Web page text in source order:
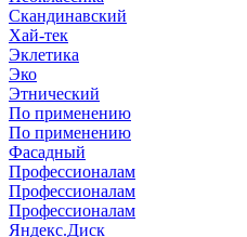
Скандинавский
Хай-тек
Эклетика
Эко
Этнический
По применению
По применению
Фасадный
Профессионалам
Профессионалам
Профессионалам
Яндекс.Диск